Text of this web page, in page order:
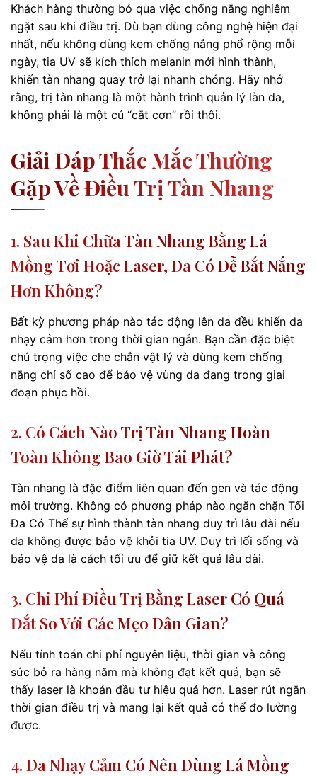
Khách hàng thường bỏ qua việc chống nắng nghiêm
ngặt sau khi điều trị. Dù bạn dùng công nghệ hiện đại
nhất, nếu không dùng kem chống nắng phổ rộng mỗi
ngày, tia UV sẽ kích thích melanin mới hình thành,
khiến tàn nhang quay trở lại nhanh chóng. Hãy nhớ
rằng, trị tàn nhang là một hành trình quản lý làn da,
không phải là một cú “cắt cơn” rồi thôi.
Giải Đáp Thắc Mắc Thường
Gặp Về Điều Trị Tàn Nhang
1. Sau Khi Chữa Tàn Nhang Bằng Lá
Mồng Tơi Hoặc Laser, Da Có Dễ Bắt Nắng
Hơn Không?
Bất kỳ phương pháp nào tác động lên da đều khiến da
nhạy cảm hơn trong thời gian ngắn. Bạn cần đặc biệt
chú trọng việc che chắn vật lý và dùng kem chống
nắng chỉ số cao để bảo vệ vùng da đang trong giai
đoạn phục hồi.
2. Có Cách Nào Trị Tàn Nhang Hoàn
Toàn Không Bao Giờ Tái Phát?
Tàn nhang là đặc điểm liên quan đến gen và tác động
môi trường. Không có phương pháp nào ngăn chặn Tối
Đa Có Thể sự hình thành tàn nhang duy trì lâu dài nếu
da không được bảo vệ khỏi tia UV. Duy trì lối sống và
bảo vệ da là cách tối ưu để giữ kết quả lâu dài.
3. Chi Phí Điều Trị Bằng Laser Có Quá
Đắt So Với Các Mẹo Dân Gian?
Nếu tính toán chi phí nguyên liệu, thời gian và công
sức bỏ ra hàng năm mà không đạt kết quả, bạn sẽ
thấy laser là khoản đầu tư hiệu quả hơn. Laser rút ngắn
thời gian điều trị và mang lại kết quả có thể đo lường
được.
4. Da Nhạy Cảm Có Nên Dùng Lá Mồng